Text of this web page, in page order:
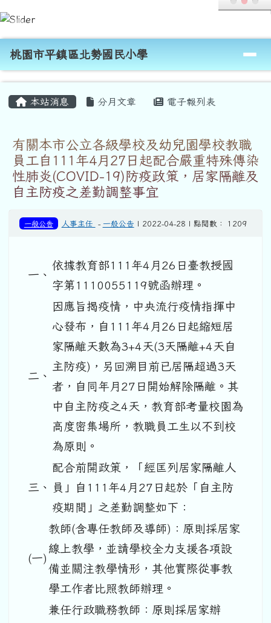
跳至主內容區
桃園市平鎮區北勢國民小學
導覽列
桃園市平鎮區北勢國民小學
本站消息 分月文章 電子報列表
有關本市公立各級學校及幼兒園學校教職
員工自111年4月27日起配合嚴重特殊傳染
性肺炎(COVID-19)防疫政策，居家隔離及
自主防疫之差勤調整事宜
一般公告 人事主任 - 一般公告 | 2022-04-28 | 點閱數： 1209
一、
依據教育部111年4月26日臺教授國
字第1110055119號函辦理。
二、
因應旨揭疫情，中央流行疫情指揮中
心發布，自111年4月26日起縮短居
家隔離天數為3+4天(3天隔離+4天自
主防疫)，另回溯目前已居隔超過3天
者，自同年月27日開始解除隔離。其
中自主防疫之4天，教育部考量校園為
高度密集場所，教職員工生以不到校
為原則。
三、
配合前開政策，「經匡列居家隔離人
員」自111年4月27日起於「自主防
疫期間」之差勤調整如下：
(一)
教師(含專任教師及導師)：原則採居家
線上教學，並請學校全力支援各項設
備並關注教學情形，其他實際從事教
學工作者比照教師辦理。
兼任行政職務教師：原則採居家辦